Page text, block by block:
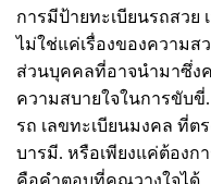
การมีป้ายทะเบียนรถสวย
ไม่ใช่แค่เรื่องของความส
ส่วนบุคคลที่อาจนำมาซึ่ง
ความสบายใจในการขับ
รถ เลขทะเบียนมงคล ที่ตร
บารมี. หรือเพียงแค่ต้องก
คือคำตอบที่คุณวางใจได้